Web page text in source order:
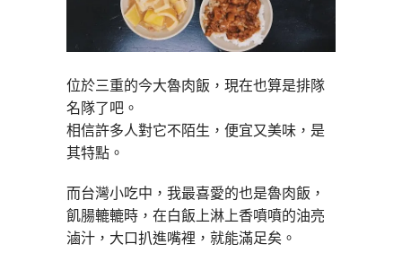
位於三重的今大魯肉飯，現在也算是排隊
名隊了吧。
相信許多人對它不陌生，便宜又美味，是
其特點。
而台灣小吃中，我最喜愛的也是魯肉飯，
飢腸轆轆時，在白飯上淋上香噴噴的油亮
滷汁，大口扒進嘴裡，就能滿足矣。